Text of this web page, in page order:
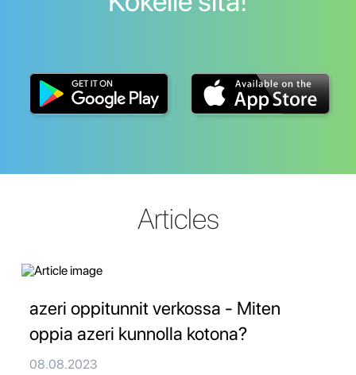
Articles
azeri oppitunnit verkossa - Miten
oppia azeri kunnolla kotona?
08.08.2023